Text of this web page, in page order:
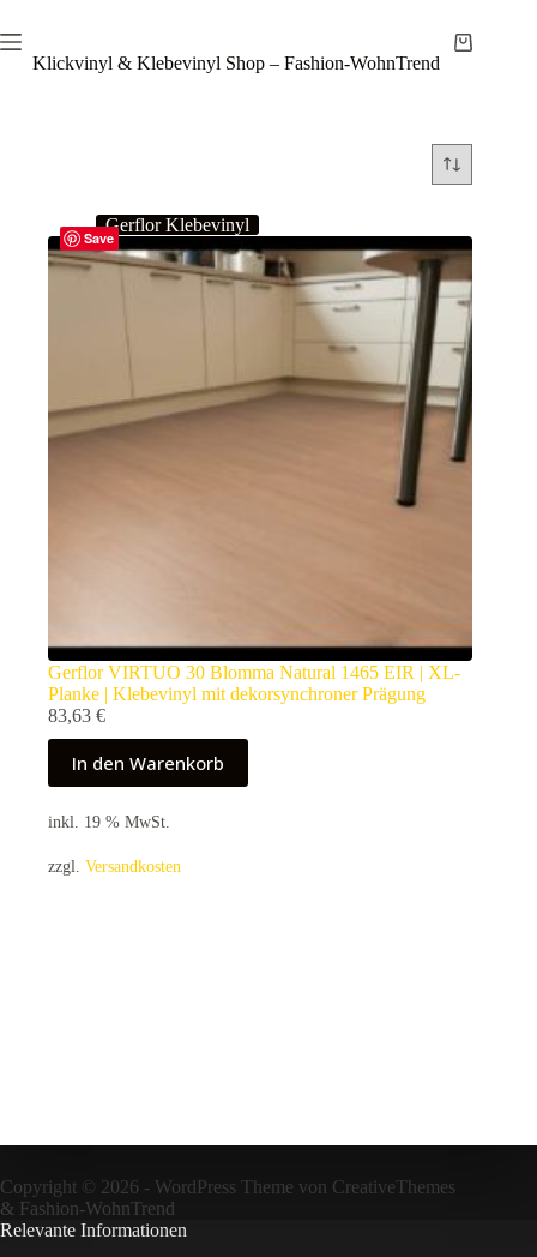
Inhalt
springenKlickvinyl & Klebevinyl Shop – Fashion-WohnTrend
Warenkorb
Save
Gerflor Klebevinyl
Gerflor VIRTUO 30 Blomma Natural 1465 EIR | XL-
Planke | Klebevinyl mit dekorsynchroner Prägung
83,63 €
In den Warenkorb
inkl. 19 % MwSt.
zzgl. Versandkosten
Copyright © 2026 - WordPress Theme von CreativeThemes
& Fashion-WohnTrend
Relevante Informationen